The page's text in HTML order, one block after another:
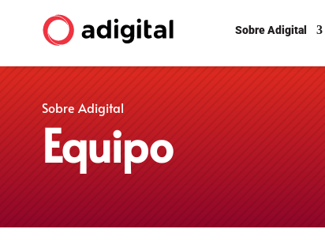
Sobre Adigital
Sobre Adigital
Equipo